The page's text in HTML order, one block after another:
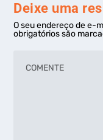
Deixe uma
O seu endereço de e-
obrigatórios são